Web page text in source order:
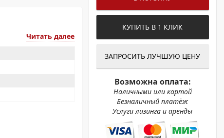
Читать далее
КУПИТЬ В 1 КЛИК
ЗАПРОСИТЬ ЛУЧШУЮ ЦЕНУ
Возможна оплата:
Наличными или картой
Безналичный платёж
Услуги лизинга и аренды